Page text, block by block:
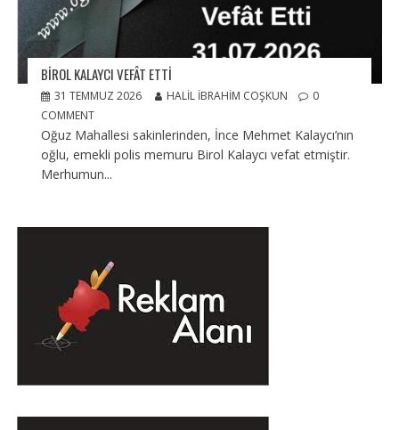
BIROL KALAYCI VEFÂT ETTI
31 TEMMUZ 2026 HALIL İBRAHIM COŞKUN
0
COMMENT
Oğuz Mahallesi sakinlerinden, İnce Mehmet Kalaycı’nın
oğlu, emekli polis memuru Birol Kalaycı vefat etmiştir.
Merhumun...